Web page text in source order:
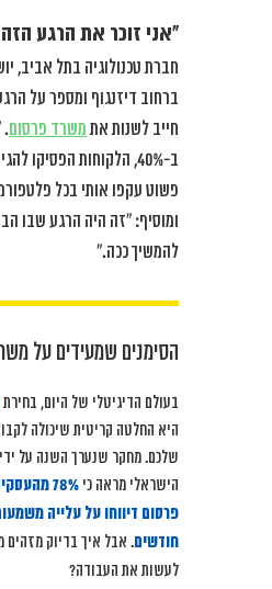
“אני זוכר את הרגע הזה
חברת טכנולוגיה בתל אביב,
ברחוב דיזנגוף ומספר על
חייב לשנות אתמשרד פרסום.
ב-40%, הלקוחות הפסיקו
פשוט עקפו אותי בכל
ומוסיף: “זה היה הרגע שבו
להמשיך ככה.”
הסימנים שמעידים על
בעולם הדיגיטלי של היום, בחירת
היא החלטה קריטית שיכולה
שלכם. מחקר שנערך השנה על ידי
הישראלי מראה כי
78%
חודשים. אבל איך בדיוק
לעשות את העבודה?